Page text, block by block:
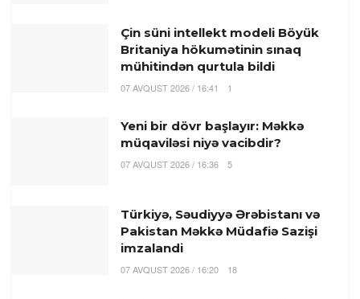
Çin süni intellekt modeli Böyük
Britaniya hökumətinin sınaq
mühitindən qurtula bildi
07 AVQUST 2026 / 16:41 1
Yeni bir dövr başlayır: Məkkə
müqaviləsi niyə vacibdir?
07 AVQUST 2026 / 16:36 5
Türkiyə, Səudiyyə Ərəbistanı və
Pakistan Məkkə Müdafiə Sazişi
imzalandi
07 AVQUST 2026 / 16:20 18